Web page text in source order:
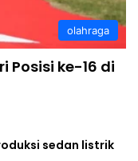
olahraga
Posisi ke-16 di
sedan listrik